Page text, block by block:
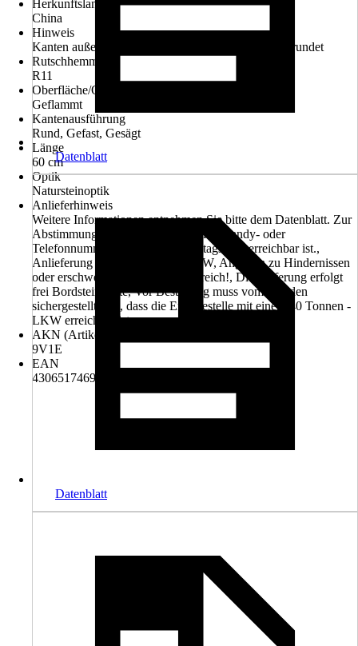
Herkunftsland
China
Hinweis
Kanten außen grob geschliffen und gefast, innen gerundet
Rutschhemmung
R11
Oberfläche/Oberflächenbehandlung
Geflammt
Kantenausführung
Rund, Gefast, Gesägt
Länge
60 cm
Optik
Natursteinoptik
Anlieferhinweis
Weitere Informationen entnehmen Sie bitte dem Datenblatt. Zur
Abstimmung des Liefertermines bitte Handy- oder
Telefonnummer angeben, welche tagsüber erreichbar ist.,
Anlieferung erfolgt mit einem LKW, Angaben zu Hindernissen
oder erschwerter Zufahrt sind hilfreich!, Die Lieferung erfolgt
frei Bordsteinkante, Vor Bestellung muss vom Kunden
sichergestellt sein, dass die Entladestelle mit einem 40 Tonnen -
LKW erreichbar ist.
AKN (Artikelkurznummer)
9V1E
EAN
4306517469160
Datenblatt
Datenblatt